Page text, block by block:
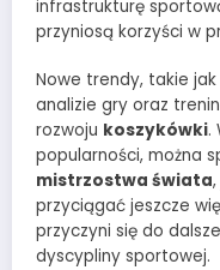
infrastrukturę
przyniosą korzyści w
Nowe trendy, takie
analizie gry oraz
rozwoju koszykówki.
popularności, można
mistrzostwa świata
przyciągać jeszcze
przyczyni się do
dyscypliny sportowej.